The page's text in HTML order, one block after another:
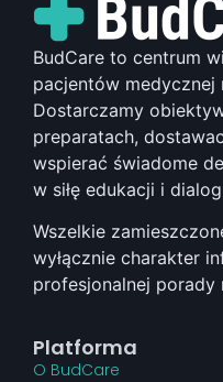
BudCare to centrum
pacjentów medycznej
Dostarczamy
preparatach,
wspierać świadome
w siłę edukacji i
Wszelkie
wyłącznie charakter
profesjonalnej porady
Platforma
O BudCare